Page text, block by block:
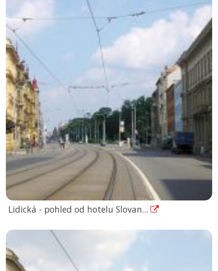
Lidická - pohled od hotelu Slovan...